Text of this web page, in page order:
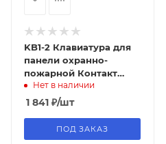
KB1-2 Клавиатура для
панели охранно-
пожарной Контакт
GSM-5-2
Нет в наличии
1 841 ₽/шт
ПОД ЗАКАЗ